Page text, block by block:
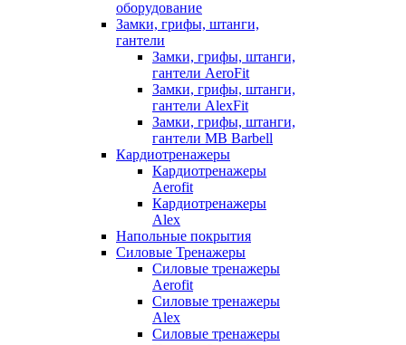
оборудование
Замки, грифы, штанги,
гантели
Замки, грифы, штанги,
гантели AeroFit
Замки, грифы, штанги,
гантели AlexFit
Замки, грифы, штанги,
гантели MB Barbell
Кардиотренажеры
Кардиотренажеры
Aerofit
Кардиотренажеры
Alex
Напольные покрытия
Силовые Тренажеры
Силовые тренажеры
Aerofit
Силовые тренажеры
Alex
Силовые тренажеры